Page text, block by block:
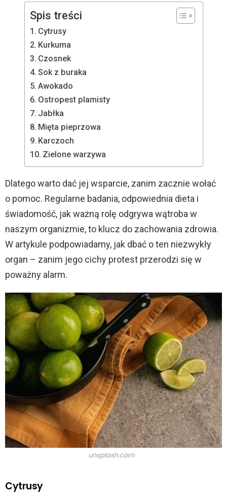
Spis treści
Cytrusy
Kurkuma
Czosnek
Sok z buraka
Awokado
Ostropest plamisty
Jabłka
Mięta pieprzowa
Karczoch
Zielone warzywa
Dlatego warto dać jej wsparcie, zanim zacznie wołać
o pomoc. Regularne badania, odpowiednia dieta i
świadomość, jak ważną rolę odgrywa wątroba w
naszym organizmie, to klucz do zachowania zdrowia.
W artykule podpowiadamy, jak dbać o ten niezwykły
organ – zanim jego cichy protest przerodzi się w
poważny alarm.
unsplash.com
Cytrusy